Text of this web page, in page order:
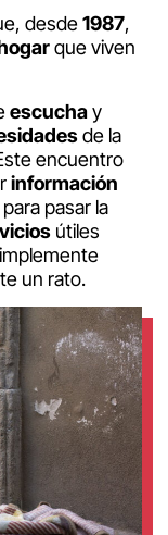
desde1987,
que viven
escuchay
de la
encuentro
información
para pasar la
útiles
un rato.